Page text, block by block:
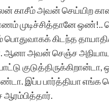
காசீம் அவன் செய்யிற
முடிச்சித்தானே ஒண்!..
கிடந்த
ஆனா அவன் செஞ்ச
இப்ப பார்த்தியா எங்க
ஆரம்பித்தார்.